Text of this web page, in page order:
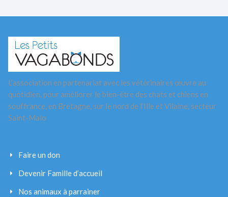
L’association en partenariat avec les vétérinaires œuvre au
quotidien, pour améliorer le bien-être des chats et chiens en
souffrance, en Bretagne, sur le nord de l’Ille et Vilaine, secteur
Saint-Malo
Faire un don
Devenir Famille d’accueil
Nos animaux à parrainer